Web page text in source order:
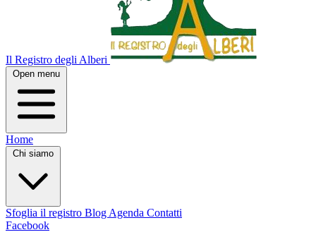
Il Registro degli Alberi
Open menu
Home
Chi siamo
Sfoglia il registro Blog Agenda Contatti
Facebook